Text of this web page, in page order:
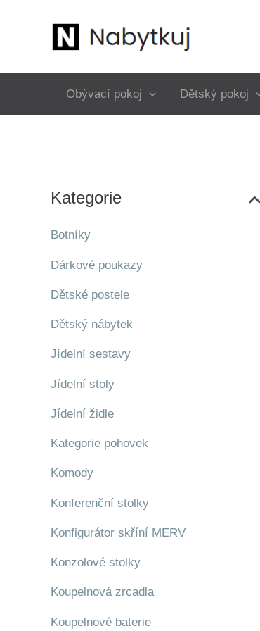
Obývací pokoj Dětský pokoj
Kategorie
Botníky
Dárkové poukazy
Dětské postele
Dětský nábytek
Jídelní sestavy
Jídelní stoly
Jídelní židle
Kategorie pohovek
Komody
Konferenční stolky
Konfigurátor skříní MERV
Konzolové stolky
Koupelnová zrcadla
Koupelnové baterie